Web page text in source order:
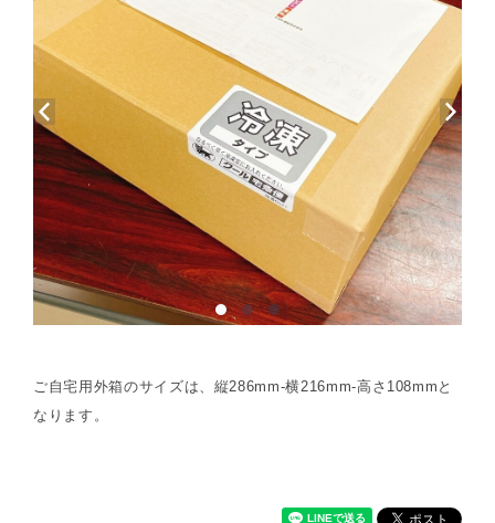
ご自宅用外箱のサイズは、縦286mm-横216mm-高さ108mmと
なります。